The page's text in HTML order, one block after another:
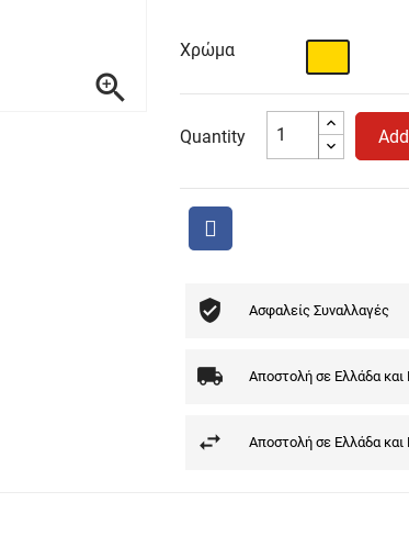

Χρώμα
Quantity
Ασφαλείς Συναλλαγές
Αποστολή σε Ελλάδα και
Αποστολή σε Ελλάδα και